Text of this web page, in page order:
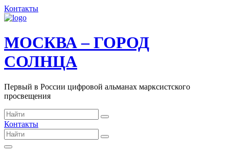
Контакты
МОСКВА – ГОРОД
СОЛНЦА
Первый в России цифровой альманах марксистского
просвещения
Контакты